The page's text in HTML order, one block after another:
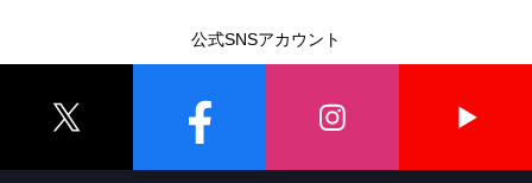
公式SNSアカウント